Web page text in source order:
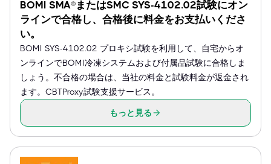
BOMI SMA®またはSMC SYS-4102.02試験にオン
ラインで合格し、合格後に料金をお支払いくださ
い。
BOMI SYS-4102.02 プロキシ試験を利用して、自宅からオ
ンラインでBOMI冷凍システムおよび付属品試験に合格しま
しょう。不合格の場合は、当社の料金と試験料金が返金され
ます。CBTProxy試験支援サービス。
もっと見る